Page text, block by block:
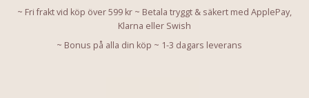
~ Fri frakt vid köp över 599 kr ~ Betala tryggt & säkert med ApplePay,
Klarna eller Swish
~ Bonus på alla din köp ~ 1-3 dagars leverans